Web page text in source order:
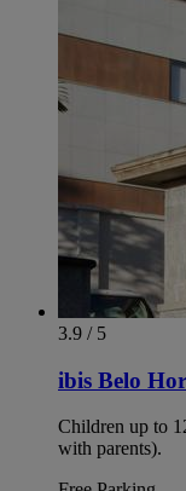
3.9 / 5
ibis Belo
Children up to
with parents).